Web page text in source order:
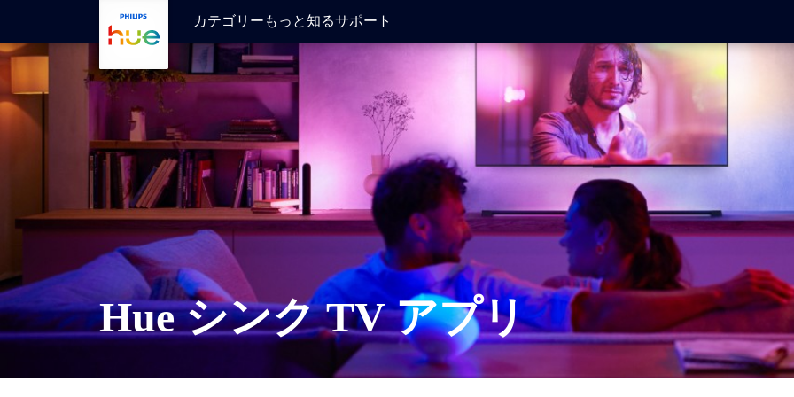
カテゴリー もっと知るサポート
Hue シンク TV アプリ